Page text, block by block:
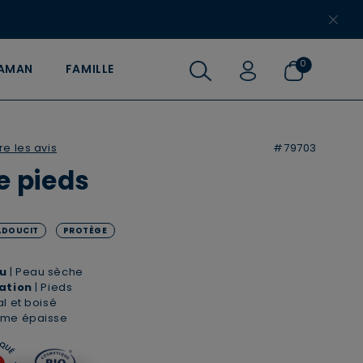
FAMILLE 0
Rating
les avis #79703
pieds
PROTÈGE
| Peau sèche
| Pieds
et boisé
épaisse